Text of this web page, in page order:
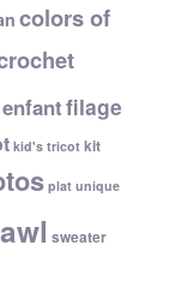
colors of
enfantfilage
kid's tricot kit
plat unique
sweater